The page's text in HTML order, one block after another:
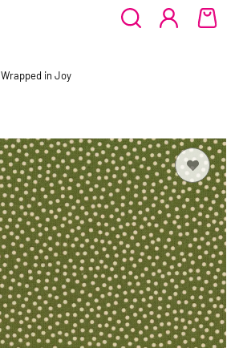
Wrapped in Joy